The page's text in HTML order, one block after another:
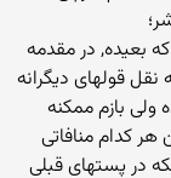
بعیده, در مقدمه
قولهای دیگرانه
بازم ممکنه
کدام منافاتی
در پستهای قبلی